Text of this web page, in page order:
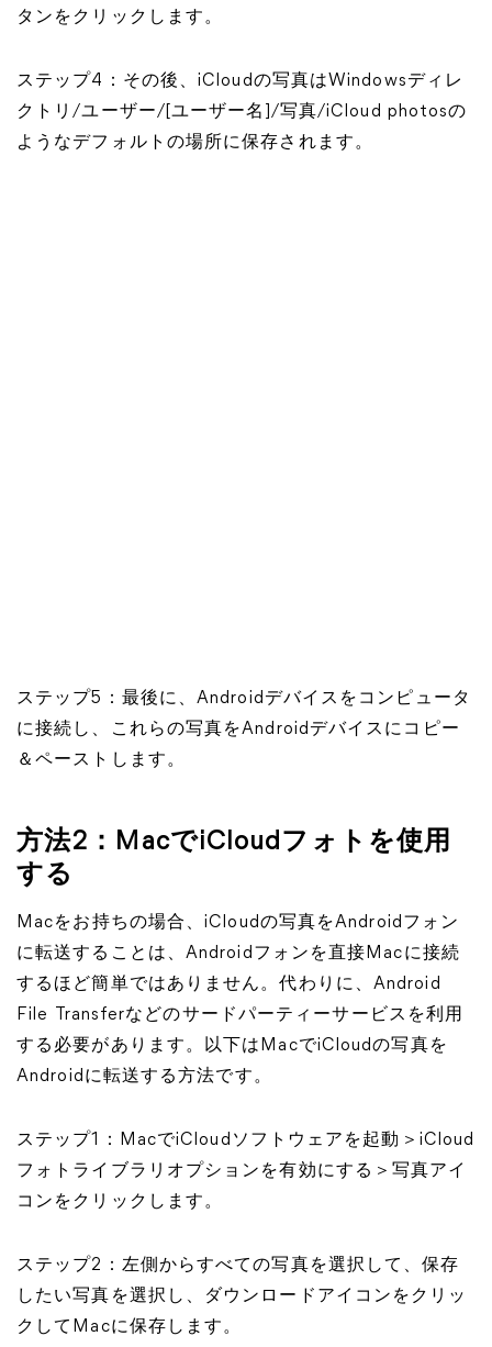
タンをクリックします。
ステップ4：その後、iCloudの写真はWindowsディレ
クトリ/ユーザー/[ユーザー名]/写真/iCloud photosの
ようなデフォルトの場所に保存されます。
ステップ5：最後に、Androidデバイスをコンピュータ
に接続し、これらの写真をAndroidデバイスにコピー
＆ペーストします。
方法2：MacでiCloudフォトを使用
する
Macをお持ちの場合、iCloudの写真をAndroidフォン
に転送することは、Androidフォンを直接Macに接続
するほど簡単ではありません。代わりに、Android
File Transferなどのサードパーティーサービスを利用
する必要があります。以下はMacでiCloudの写真を
Androidに転送する方法です。
ステップ1：MacでiCloudソフトウェアを起動＞iCloud
フォトライブラリオプションを有効にする＞写真アイ
コンをクリックします。
ステップ2：左側からすべての写真を選択して、保存
したい写真を選択し、ダウンロードアイコンをクリッ
クしてMacに保存します。